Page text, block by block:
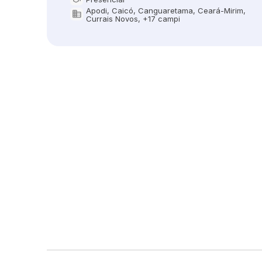
Modalidade
domain
Oferta em
Apodi, Caicó, Canguaretama, Ceará-Mirim,
Currais Novos, +17 campi